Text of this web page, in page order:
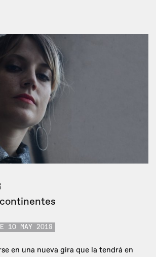
10 MAY 2018
en una nueva gira que la tendrá en